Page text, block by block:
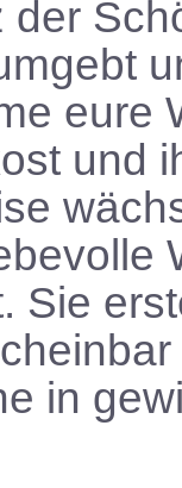
der
eure
und
Sie
in